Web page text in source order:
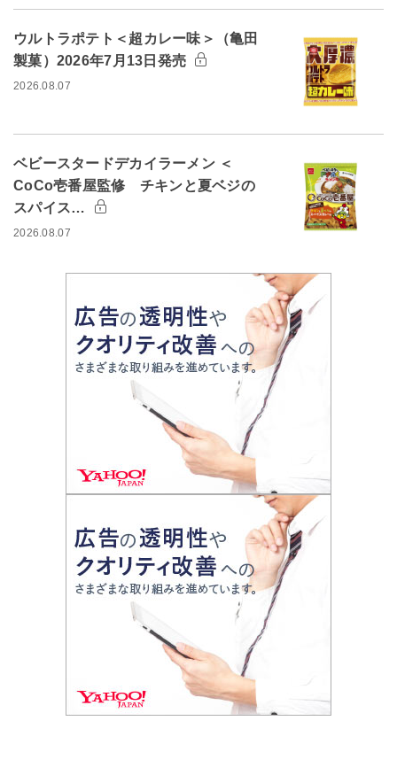
ウルトラポテト＜超カレー味＞（亀田
製菓）2026年7月13日発売
2026.08.07
ベビースタードデカイラーメン ＜
CoCo壱番屋監修 チキンと夏ベジの
スパイス…
2026.08.07